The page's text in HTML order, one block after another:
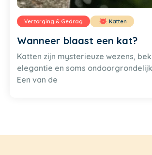
Verzorging & Gedrag Katten
Wanneer blaast een kat?
Katten zijn mysterieuze wezens,
elegantie en soms
Een van de